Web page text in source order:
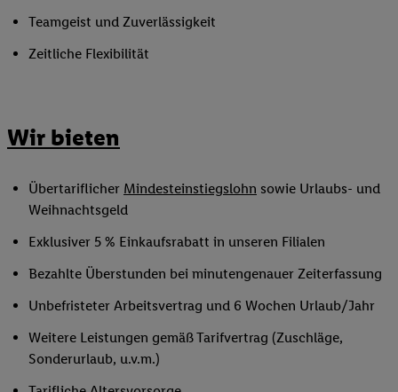
Teamgeist und Zuverlässigkeit
Zeitliche Flexibilität
Wir bieten
Übertariflicher Mindesteinstiegslohn sowie Urlaubs- und
Weihnachtsgeld
Exklusiver 5 % Einkaufsrabatt in unseren Filialen
Bezahlte Überstunden bei minutengenauer Zeiterfassung
Unbefristeter Arbeitsvertrag und 6 Wochen Urlaub/Jahr
Weitere Leistungen gemäß Tarifvertrag (Zuschläge,
Sonderurlaub, u.v.m.)